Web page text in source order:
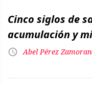
Cinco siglos de
acumulación y
Abel Pérez